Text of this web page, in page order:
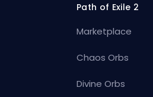
Path of Exile 2
Marketplace
Chaos Orbs
Divine Orbs